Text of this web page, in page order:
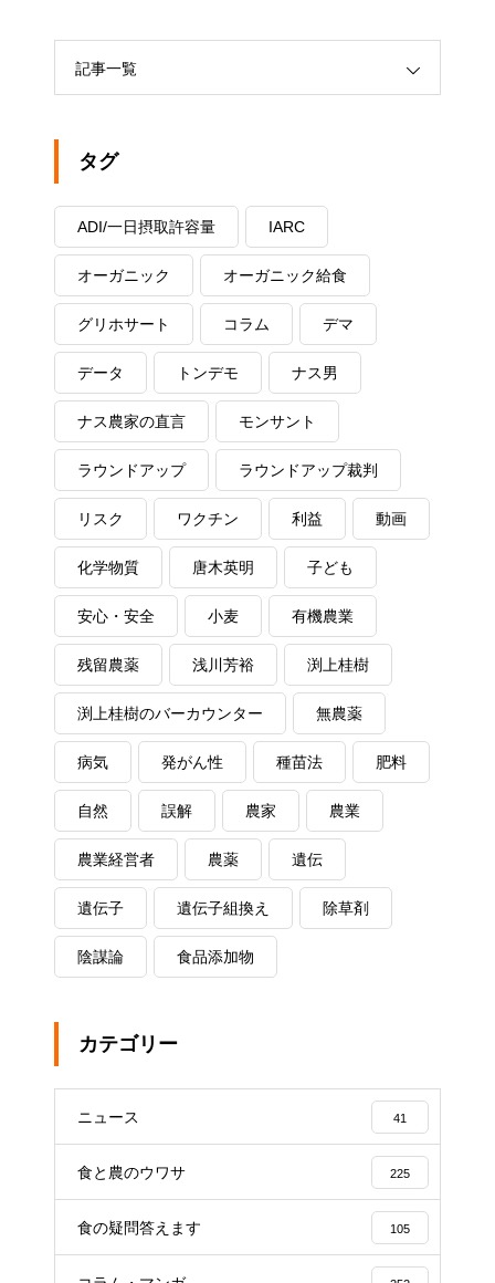
記事一覧
タグ
ADI/一日摂取許容量 IARC
オーガニック オーガニック給食
グリホサート コラム デマ
データ トンデモ ナス男
ナス農家の直言 モンサント
ラウンドアップ ラウンドアップ裁判
リスク ワクチン 利益 動画
化学物質 唐木英明 子ども
安心・安全 小麦 有機農業
残留農薬 浅川芳裕 渕上桂樹
渕上桂樹のバーカウンター 無農薬
病気 発がん性 種苗法 肥料
自然 誤解 農家 農業
農業経営者 農薬 遺伝
遺伝子 遺伝子組換え 除草剤
陰謀論 食品添加物
カテゴリー
ニュース 41
食と農のウワサ 225
食の疑問答えます 105